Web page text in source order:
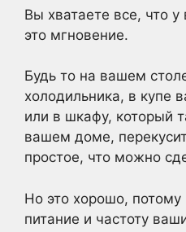
Вы хватаете все, что у
это мгновение.
Будь то на вашем
холодильника, в купе
или в шкафу, который
вашем доме,
простое, что можно
Но это хорошо, потому
питание и частоту